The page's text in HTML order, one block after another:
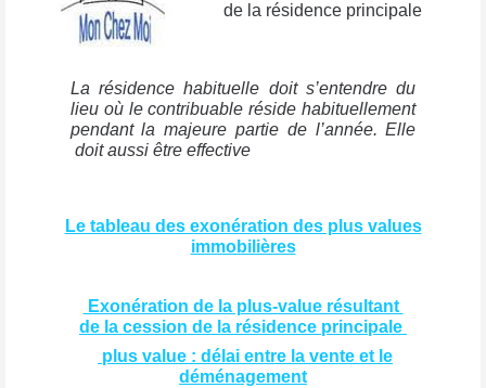
de la résidence principale
La résidence habituelle doit s’entendre du
lieu où le contribuable réside habituellement
pendant la majeure partie de l’année. Elle
doit aussi être effective
Le tableau des exonération des plus values
immobilières
Exonération de la plus-value résultant
de la cession de la résidence principale
plus value : délai entre la vente et le
déménagement